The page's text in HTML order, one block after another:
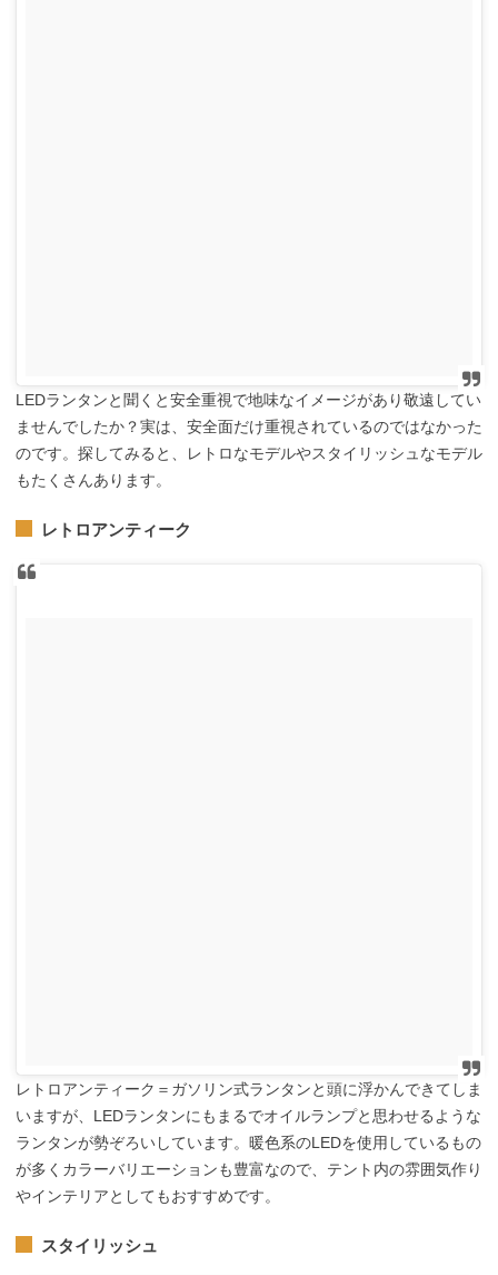
LEDランタンと聞くと安全重視で地味なイメージがあり敬遠してい
ませんでしたか？実は、安全面だけ重視されているのではなかった
のです。探してみると、レトロなモデルやスタイリッシュなモデル
もたくさんあります。
レトロアンティーク
レトロアンティーク＝ガソリン式ランタンと頭に浮かんできてしま
いますが、LEDランタンにもまるでオイルランプと思わせるような
ランタンが勢ぞろいしています。暖色系のLEDを使用しているもの
が多くカラーバリエーションも豊富なので、テント内の雰囲気作り
やインテリアとしてもおすすめです。
スタイリッシュ